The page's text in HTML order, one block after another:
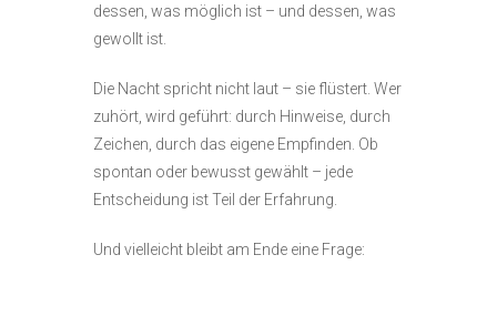
dessen, was möglich ist – und dessen, was
gewollt ist.
Die Nacht spricht nicht laut – sie flüstert. Wer
zuhört, wird geführt: durch Hinweise, durch
Zeichen, durch das eigene Empfinden. Ob
spontan oder bewusst gewählt – jede
Entscheidung ist Teil der Erfahrung.
Und vielleicht bleibt am Ende eine Frage: